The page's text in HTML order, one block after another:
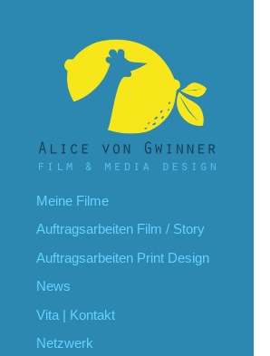
Meine Filme
Auftragsarbeiten Film / Story
Auftragsarbeiten Print Design
News
Vita | Kontakt
Netzwerk